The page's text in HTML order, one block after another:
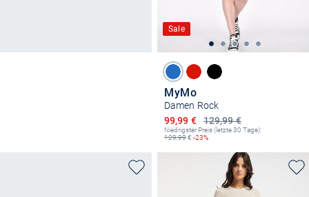
Sale
MyMo
Damen Rock
129,99 €
Ermäßigter Preis
99,99 €
Niedrigster Preis (letzte 30 Tage):
129,99€ -23%